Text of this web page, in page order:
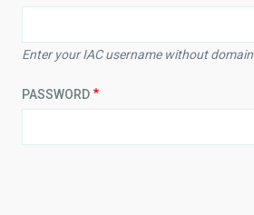
Enter your IAC username without domain
PASSWORD